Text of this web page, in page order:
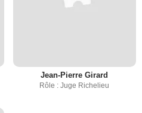
Jean-Pierre Girard
Rôle : Juge Richelieu